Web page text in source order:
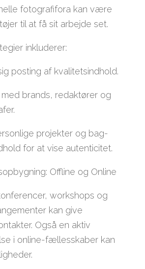
fotografifora kan være
til at få sit arbejde set.
inkluderer:
posting af kvalitetsindhold.
med brands, redaktører og
projekter og bag-
for at vise autenticitet.
Offline og Online
workshops og
kan give
Også en aktiv
i online-fællesskaber kan